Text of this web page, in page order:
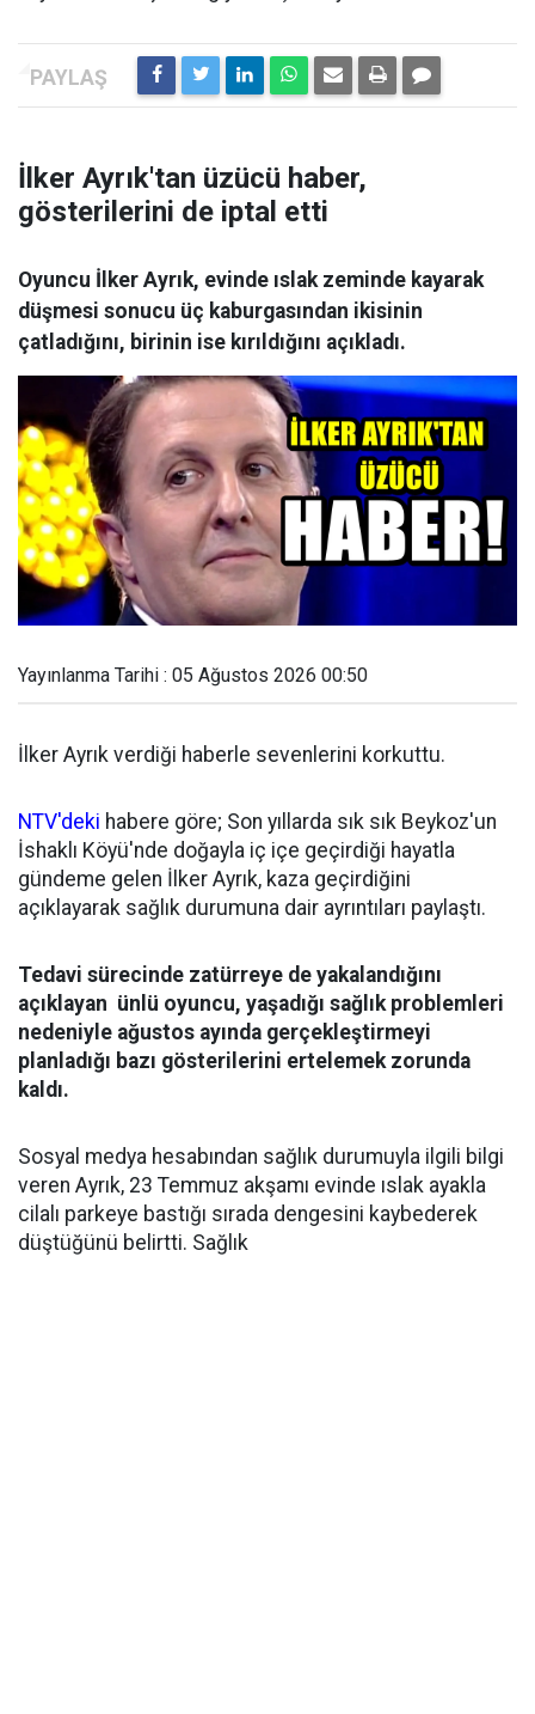
İlker Ayrık'tan üzücü haber,
gösterilerini de iptal etti
Oyuncu İlker Ayrık, evinde ıslak zeminde kayarak
düşmesi sonucu üç kaburgasından ikisinin
çatladığını, birinin ise kırıldığını açıkladı.
Yayınlanma Tarihi : 05 Ağustos 2026 00:50
İlker Ayrık verdiği haberle sevenlerini korkuttu.
NTV'deki habere göre; Son yıllarda sık sık Beykoz'un
İshaklı Köyü'nde doğayla iç içe geçirdiği hayatla
gündeme gelen İlker Ayrık, kaza geçirdiğini
açıklayarak sağlık durumuna dair ayrıntıları paylaştı.
Tedavi sürecinde zatürreye de yakalandığını
açıklayan ünlü oyuncu, yaşadığı sağlık problemleri
nedeniyle ağustos ayında gerçekleştirmeyi
planladığı bazı gösterilerini ertelemek zorunda
kaldı.
Sosyal medya hesabından sağlık durumuyla ilgili bilgi
veren Ayrık, 23 Temmuz akşamı evinde ıslak ayakla
cilalı parkeye bastığı sırada dengesini kaybederek
düştüğünü belirtti. Sağlık